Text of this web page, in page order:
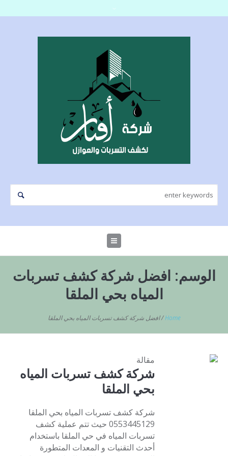
الوسم: افضل شركة كشف تسربات
المياه بحي الملقا
Home
/افضل شركة كشف تسربات المياه بحي الملقا
مقالة
شركة كشف تسربات المياه
بحي الملقا
شركة كشف تسربات المياه بحي الملقا
0553445129 حيث تتم عملية كشف
تسربات المياه في حي الملقا باستخدام
أحدث التقنيات و المعدات المتطورة